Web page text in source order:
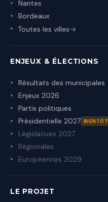
Nantes
Bordeaux
Toutes les villes
ENJEUX & ÉLECTIONS
Résultats des municipales
Enjeux 2026
Partis politiques
Présidentielle 2027 BIENTÔT
Législatives 2027
Régionales
Européennes 2029
LE PROJET